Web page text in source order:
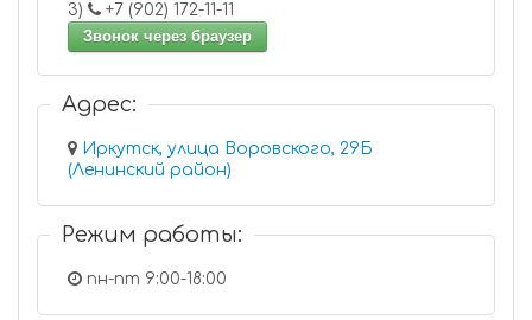
3)
+7 (902) 172-11-11
Звонок через браузер
Адрес:
Иркутск, улица Воровского, 29Б
(Ленинский район)
Режим работы:
пн-пт 9:00-18:00